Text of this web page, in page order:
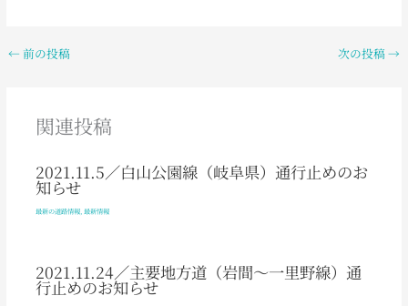
←前の投稿 次の投稿→
関連投稿
2021.11.5／白山公園線（岐阜県）通行止めのお
知らせ
最新の道路情報, 最新情報
2021.11.24／主要地方道（岩間～一里野線）通
行止めのお知らせ